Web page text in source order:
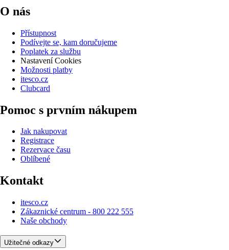
O nás
Přístupnost
Podívejte se, kam doručujeme
Poplatek za službu
Nastavení Cookies
Možnosti platby
itesco.cz
Clubcard
Pomoc s prvním nákupem
Jak nakupovat
Registrace
Rezervace času
Oblíbené
Kontakt
itesco.cz
Zákaznické centrum - 800 222 555
Naše obchody
Užitečné odkazy